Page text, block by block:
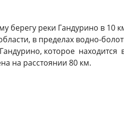
берегу реки Гандурино в 10
в пределах водно-
которое находится
на расстоянии 80 км.